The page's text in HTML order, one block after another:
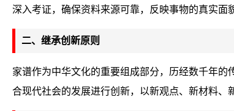
深入考证，确保资料来源可靠，反映事物的真实面
二、继承创新原则
家谱作为中华文化的重要组成部分，历经数千年
合现代社会的发展进行创新，以新观点、新材料、